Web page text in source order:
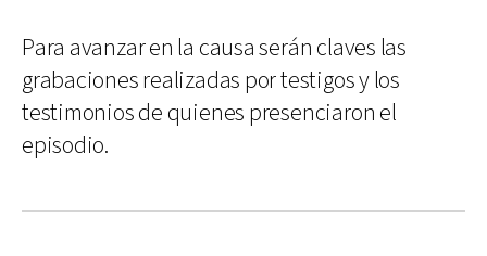
Para avanzar en la causa serán claves las
grabaciones realizadas por testigos y los
testimonios de quienes presenciaron el
episodio.